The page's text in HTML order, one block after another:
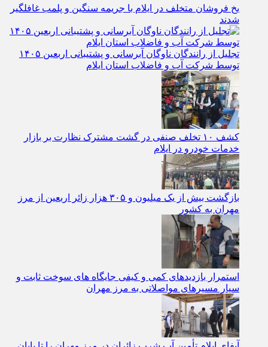
یخ‌ فروشان متخلف در ایلام با جریمه سنگین و پلمب غافلگیر
شدند
تجلیل از رانندگان ناوگان آبرسانی و پشتیبانی اربعین ۱۴۰۵
توسط شرکت آب و فاضلاب استان ایلام
کشف ۱۰ تخلف صنفی در گشت مشترک نظارت بر بازار
خدمات خودرو در ایلام
بازگشت بیش از یک میلیون و ۳۰۵ هزار زائر اربعین از مرز
مهران به کشور
استمرار بازدیدهای کمی و کیفی جایگاه‌ های سوخت ثابت و
سیار مسیرهای مواصلاتی به مرز مهران